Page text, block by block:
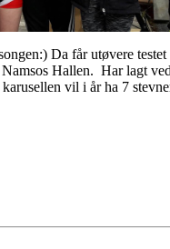
Da får utøvere testet
Hallen. Har lagt
vil i år ha 7